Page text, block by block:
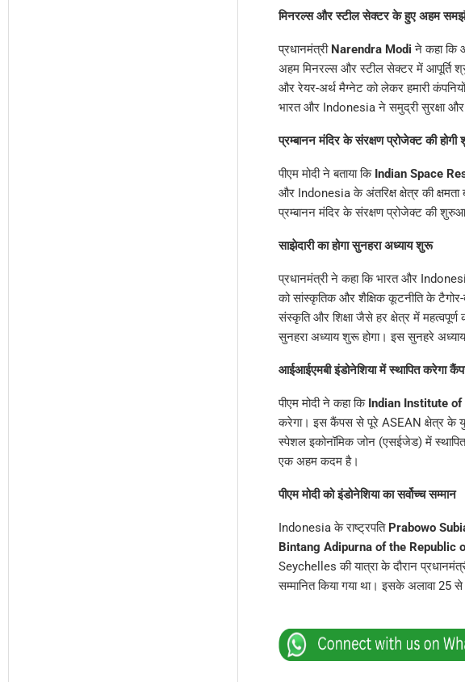
मिनरल्स और स्टील सेक्टर के हुए अहम
प्रधानमंत्री Narendra Modi ने कहा कि
अहम मिनरल्स और स्टील सेक्टर में
और रेयर-अर्थ मैग्नेट को लेकर हमारी
भारत और Indonesia ने समुद्री सुरक्षा
प्रम्बानन मंदिर के संरक्षण प्रोजेक्ट की
पीएम मोदी ने बताया कि Indian Space
और Indonesia के अंतरिक्ष क्षेत्र की क्षमता
प्रम्बानन मंदिर के संरक्षण प्रोजेक्ट की
साझेदारी का होगा सुनहरा अध्याय शुरू
प्रधानमंत्री ने कहा कि भारत और
को सांस्कृतिक और शैक्षिक कूटनीति के टैगोर-
संस्कृति और शिक्षा जैसे हर क्षेत्र में
सुनहरा अध्याय शुरू होगा। इस सुनहरे अध्याय
आईआईएमबी इंडोनेशिया में स्थापित करेगा
पीएम मोदी ने कहा कि Indian Institute
करेगा। इस कैंपस से पूरे ASEAN क्षेत्र के
स्पेशल इकोनॉमिक जोन (एसईजेड) में स्थापित
एक अहम कदम है।
पीएम मोदी को इंडोनेशिया का सर्वोच्च सम्मान
Indonesia के राष्ट्रपति Prabowo
Bintang Adipurna of the Republic
Seychelles की यात्रा के दौरान
सम्मानित किया गया था। इसके अलावा 25 से